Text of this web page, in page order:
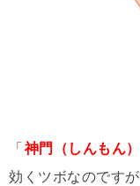
「 神門（しんもん）
効くツボなのですが